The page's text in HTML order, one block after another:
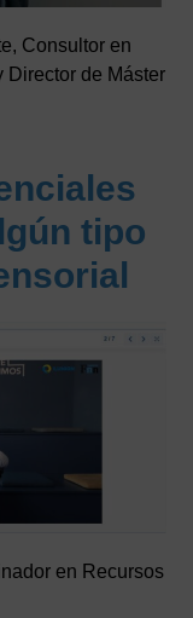
Consultor en
Director de Máster
tipo
en Recursos